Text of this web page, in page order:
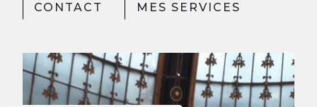
CONTACT MES SERVICES